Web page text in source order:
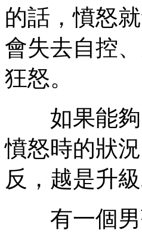
的話，憤怒
會失去自控
狂怒。
如果能夠
憤怒時的狀
反，越是升
有一個男